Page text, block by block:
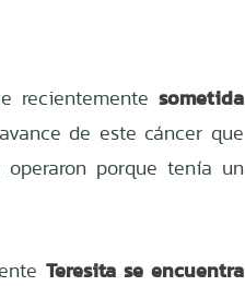
recientemente sometida
de este cáncer que
porque tenía un
Teresita se encuentra